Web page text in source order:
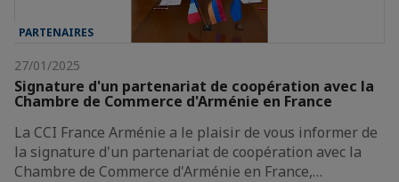
PARTENAIRES
27/01/2025
Signature d'un partenariat de coopération avec la
Chambre de Commerce d'Arménie en France
La CCI France Arménie a le plaisir de vous informer de
la signature d'un partenariat de coopération avec la
Chambre de Commerce d'Arménie en France,…